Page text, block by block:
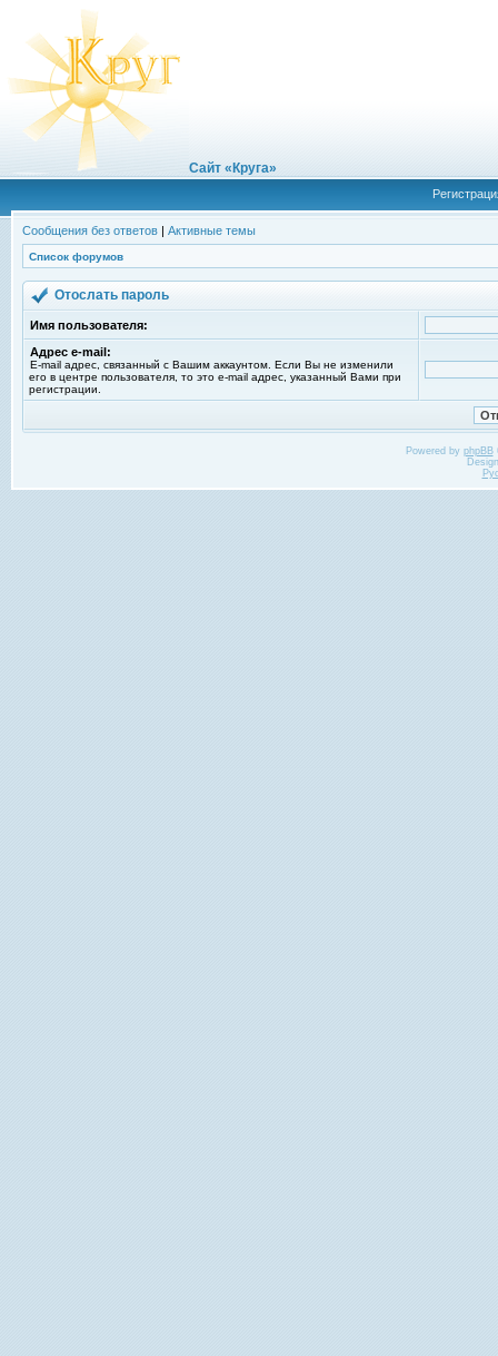
Сайт «Круга»
Сообщения без ответов | Активные темы
Список форумов
Отослать пароль
Имя пользователя:
Адрес e-mail:
E-mail адрес, связанный с Вашим аккаунтом. Если Вы не изменили
его в центре пользователя, то это e-mail адрес, указанный Вами при
регистрации.
Powered by phpBB